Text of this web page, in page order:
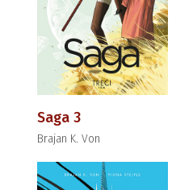
Saga 3
Brajan K. Von